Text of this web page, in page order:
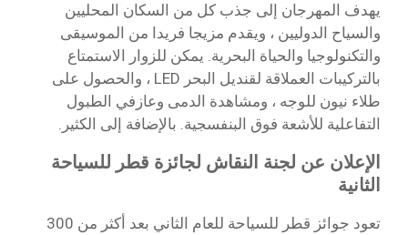
يهدف المهرجان إلى جذب كل من السكان المحليين
والسياح الدوليين ، ويقدم مزيجا فريدا من الموسيقى
والتكنولوجيا والحياة البحرية. يمكن للزوار الاستمتاع
بالتركيبات العملاقة لقنديل البحر LED ، والحصول على
طلاء نيون للوجه ، ومشاهدة الدمى وعازفي الطبول
التفاعلية للأشعة فوق البنفسجية. بالإضافة إلى الكثير.
الإعلان عن لجنة النقاش لجائزة قطر للسياحة
الثانية
تعود جوائز قطر للسياحة للعام الثاني بعد أكثر من 300